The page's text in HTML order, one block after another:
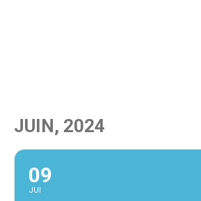
JUIN, 2024
09
JUI